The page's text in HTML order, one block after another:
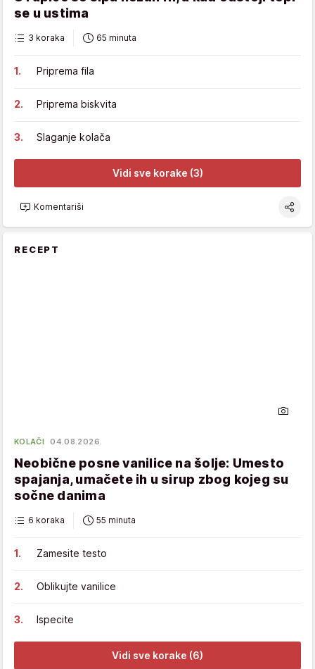
se u ustima
3 koraka 65 minuta
Priprema fila
Priprema biskvita
Slaganje kolača
Vidi sve korake (3)
Komentariši
RECEPT
KOLAČI 04.08.2026.
Neobične posne vanilice na šolje: Umesto
spajanja, umačete ih u sirup zbog kojeg su
sočne danima
6 koraka 55 minuta
Zamesite testo
Oblikujte vanilice
Ispecite
Vidi sve korake (6)